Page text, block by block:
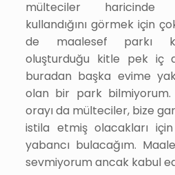
mülteciler haricinde
kullandığını görmek için
de maalesef parkı
oluşturduğu kitle pek iç
buradan başka evime
olan bir park
orayı da mülteciler, bize
istila etmiş olacakları
yabancı bulacağım.
sevmiyorum ancak kabul